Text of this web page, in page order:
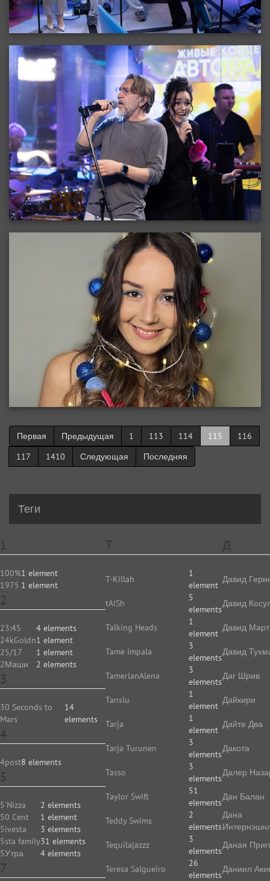
Первая Предыдущая 1 113 114 115
116
117
1410 Следующая Последняя
Теги
1
100%1 element
1975 1 element
2
23:45
4 elements
24kGoldn1 element
25/17
1 element
2Маши
2 elements
3
30 Seconds to
Mars
14
elements
4
4post8 elements
5
5'Nizza
2 elements
50 Cent
1 element
5ivesta
3 elements
5sta family31 elements
5Утра
4 elements
7
T
T-Killah
1
element
tAISh
5
elements
Talking Heads
1
element
Tame Impala
3
elements
TamerlanAlena
3
elements
Tanslu
1
element
Tarja
1
element
Tarja Turunen
3
elements
Tasso
3
elements
Taylor Swift
51
elements
Teddy Swims
2
elements
Tequilajazzz
3
elements
Teresa Salgueiro
26
elements
Д
Давид
Давид
Давид
Давид
Даг Шрив
Дайкири
Дайте Два
Дакота
Далер
Дан Балан
Дана
Даная
Даниил